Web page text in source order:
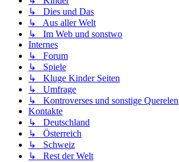
↳ Dies und Das
↳ Aus aller Welt
↳ Im Web und sonstwo
Internes
↳ Forum
↳ Spiele
↳ Kluge Kinder Seiten
↳ Umfrage
↳ Kontroverses und sonstige Querelen
Kontakte
↳ Deutschland
↳ Österreich
↳ Schweiz
↳ Rest der Welt